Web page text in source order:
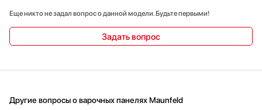
Еще никто не задал вопрос о данной модели. Будьте первыми!
Задать вопрос
Другие вопросы о варочных панелях Maunfeld